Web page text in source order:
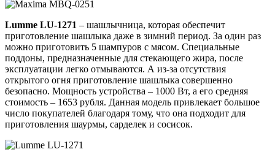
Lumme LU-1271 – шашлычница, которая обеспечит
приготовление шашлыка даже в зимний период. За один раз
можно приготовить 5 шампуров с мясом. Специальные
поддоны, предназначенные для стекающего жира, после
эксплуатации легко отмываются. А из-за отсутствия
открытого огня приготовление шашлыка совершенно
безопасно. Мощность устройства – 1000 Вт, а его средняя
стоимость – 1653 рубля. Данная модель привлекает большое
число покупателей благодаря тому, что она подходит для
приготовления шаурмы, сарделек и сосисок.